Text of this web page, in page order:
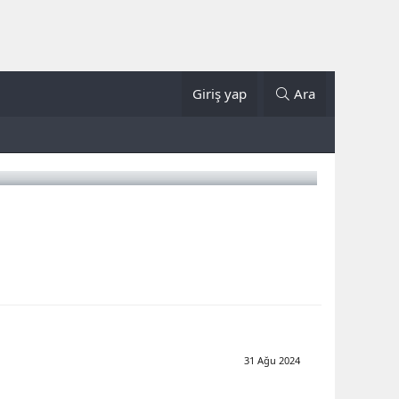
Giriş yap Ara
31 Ağu 2024